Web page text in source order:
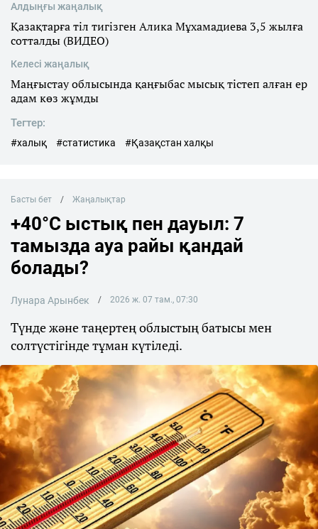
Алдыңғы жаңалық
Қазақтарға тіл тигізген Алика Мұхамадиева 3,5 жылға
сотталды (ВИДЕО)
Келесі жаңалық
Маңғыстау облысында қаңғыбас мысық тістеп алған ер
адам көз жұмды
Тегтер:
#халық #статистика #Қазақстан халқы
Басты бет Жаңалықтар
+40°C ыстық пен дауыл: 7
тамызда ауа райы қандай
болады?
Лунара Арынбек 2026 ж. 07 там., 07:30
Түнде және таңертең облыстың батысы мен
солтүстігінде тұман күтіледі.